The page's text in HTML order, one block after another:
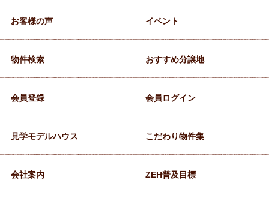
お客様の声 イベント
物件検索 おすすめ分譲地
会員登録 会員ログイン
見学モデルハウス こだわり物件集
会社案内 ZEH普及目標